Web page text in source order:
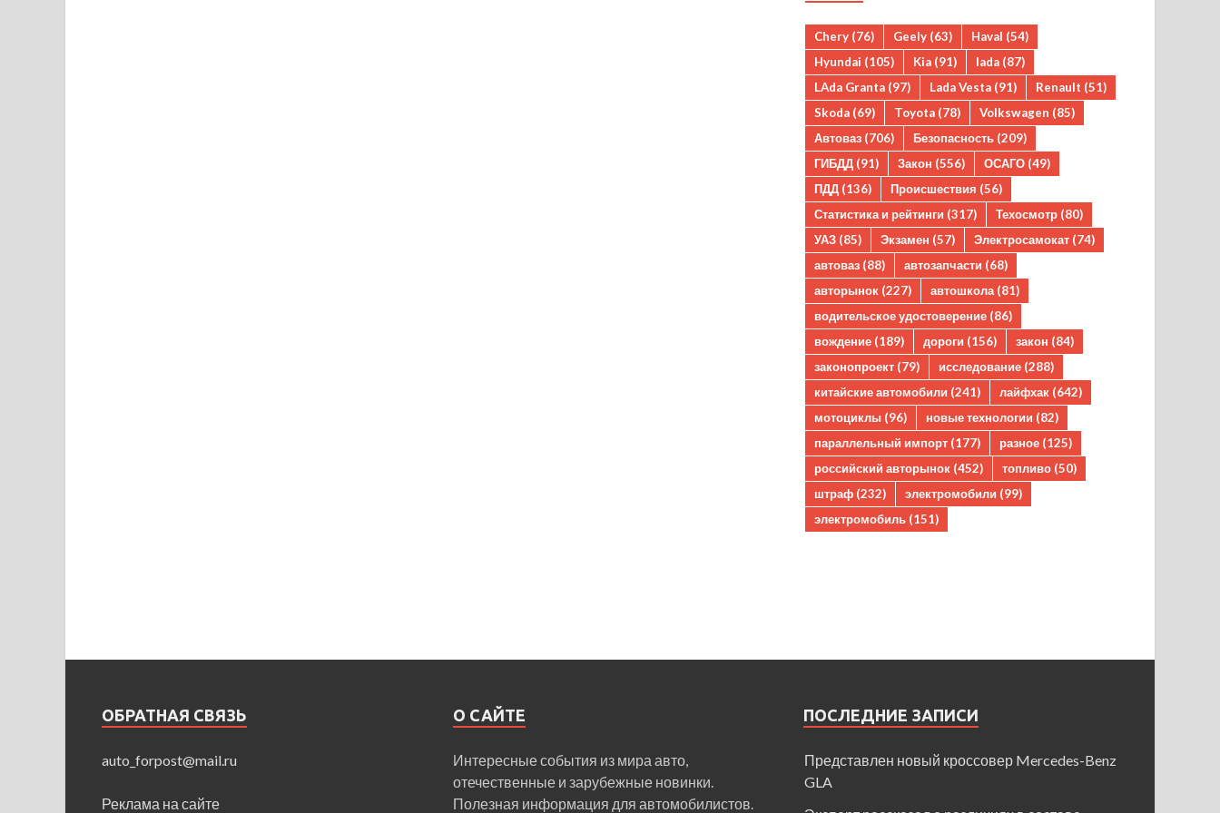
Chery (76) Geely (63) Haval (54)
Hyundai (105) Kia (91) lada (87)
LAda Granta (97) Lada Vesta (91) Renault (51)
Skoda (69) Toyota (78) Volkswagen (85)
Автоваз (706) Безопасность (209)
ГИБДД (91) Закон (556) ОСАГО (49)
ПДД (136) Происшествия (56)
Статистика и рейтинги (317) Техосмотр (80)
УАЗ (85) Экзамен (57) Электросамокат (74)
автоваз (88) автозапчасти (68)
авторынок (227) автошкола (81)
водительское удостоверение (86)
вождение (189) дороги (156) закон (84)
законопроект (79) исследование (288)
китайские автомобили (241) лайфхак (642)
мотоциклы (96) новые технологии (82)
параллельный импорт (177) разное (125)
российский авторынок (452) топливо (50)
штраф (232) электромобили (99)
электромобиль (151)
ОБРАТНАЯ СВЯЗЬ
auto_forpost@mail.ru
Реклама на сайте
О САЙТЕ
Интересные события из мира авто,
отечественные и зарубежные новинки.
Полезная информация для автомобилистов.
ПОСЛЕДНИЕ ЗАПИСИ
Представлен новый кроссовер Mercedes-Benz
GLA